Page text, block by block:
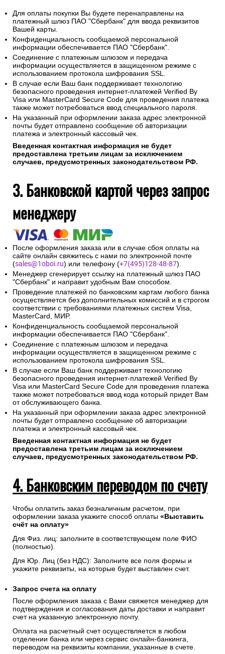
Для оплаты покупки Вы будете перенаправлены на
платежный шлюз ПАО "Сбербанк" для ввода реквизитов
Вашей карты.
Конфиденциальность сообщаемой персональной
информации обеспечивается ПАО "Сбербанк".
Соединение с платежным шлюзом и передача
информации осуществляется в защищенном режиме с
использованием протокола шифрования SSL.
В случае если Ваш банк поддерживает технологию
безопасного проведения интернет-платежей Verified By
Visa или MasterCard Secure Code для проведения платежа
также может потребоваться ввод специального пароля.
На указанный при оформлении заказа адрес электронной
почты будет отправлено сообщение об авторизации
платежа и электронный кассовый чек.
Введенная контактная информация не будет
предоставлена третьим лицам за исключением
случаев, предусмотренных законодательством РФ.
3. Банковской картой через запрос
менеджеру
После оформления заказа или в случае сбоя оплаты на
сайте онлайн свяжитесь с нами по электронной почте
(sales@1oboi.ru) или телефону (+7(495)128-48-87).
Менеджер сгенерирует ссылку на платежный шлюз ПАО
"Сбербанк" и направит удобным Вам способом.
Проведение платежей по банковским картам любого банка
осуществляется без дополнительных комиссий и в строгом
соответствии с требованиями платежных систем Visa,
MasterCard, МИР.
Конфиденциальность сообщаемой персональной
информации обеспечивается ПАО "Сбербанк".
Соединение с платежным шлюзом и передача
информации осуществляется в защищенном режиме с
использованием протокола шифрования SSL.
В случае если Ваш банк поддерживает технологию
безопасного проведения интернет-платежей Verified By
Visa или MasterCard Secure Code для проведения платежа
также может потребоваться ввод кода который придет Вам
от обслуживающего банка.
На указанный при оформлении заказа адрес электронной
почты будет отправлено сообщение об авторизации
платежа и электронный кассовый чек.
Введенная контактная информация не будет
предоставлена третьим лицам за исключением
случаев, предусмотренных законодательством РФ.
4. Банковским переводом по счету
Чтобы оплатить заказ безналичным расчетом, при
оформлении заказа укажите способ оплаты «Выставить
счёт на оплату»
Для Физ. лиц: заполните в соответствующем поле ФИО
(полностью).
Для Юр. Лиц (без НДС): Заполните все поля формы и
укажите реквизиты, на которые будет выставлен счет.
Запрос счета на оплату
После оформления заказа с Вами свяжется менеджер для
подтверждения и согласования даты доставки и направит
счет на указанную электронную почту.
Оплата на расчетный счет осуществляется в любом
отделении банка или через сервис онлайн-банкинга,
переводом на реквизиты компании, указанные в счете.